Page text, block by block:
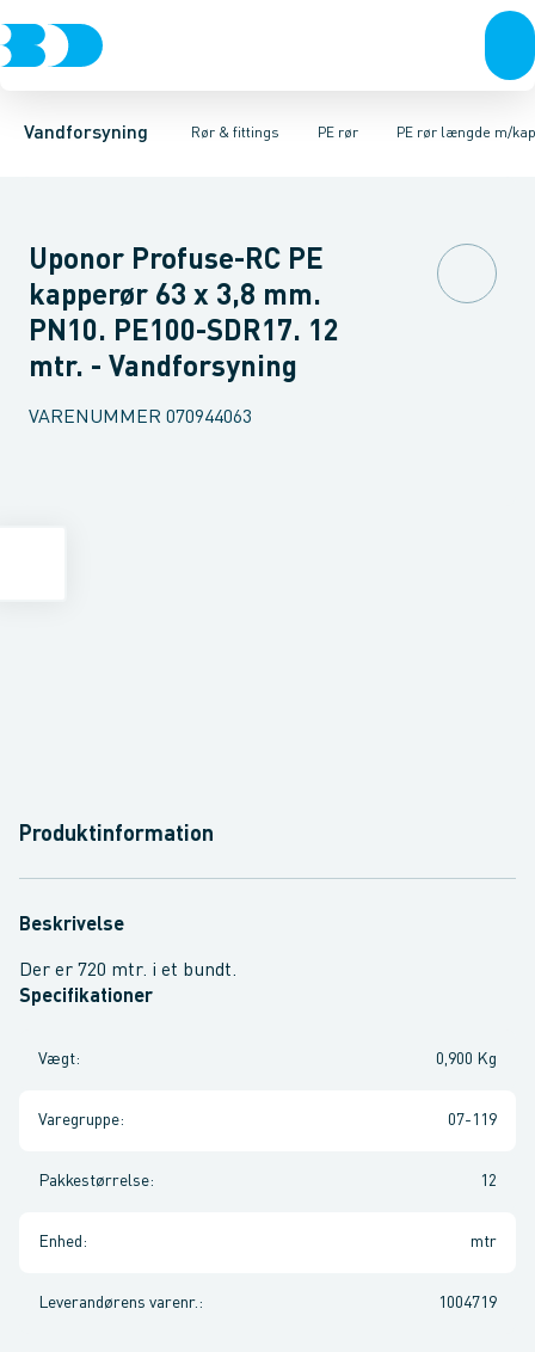
Vandforsyning Rør & fittings
Rør & fittingsKoblinger & anboringerMuffer, klemmer &
PE rør
PE rørPE EL fittingsPE fittings Duktiljern fittingsPE rør længde m/
PE rør rullevarer PE rør længde m/kappe PE rør længde u/
Uponor Profuse-RC PE
kapperør 63 x 3,8 mm.
PN10. PE100-SDR17. 12
mtr. - Vandforsyning
VARENUMMER 070944063
Produktinformation
Beskrivelse
Der er 720 mtr. i et bundt.
Specifikationer
Vægt: 0,900 Kg
Varegruppe: 07-119
Pakkestørrelse: 12
Enhed : mtr
Leverandørens varenr. : 1004719